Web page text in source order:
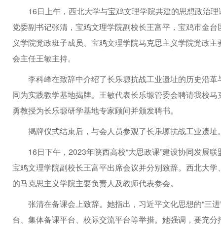
16日上午，西北大学与宝鸡文理学院共建的思想政治
党委副书记张清，宝鸡文理学院副校长王富平，宝鸡市金
义学院党政班子成员、宝鸡文理学院马克思主义学院党政
会主任王敏主持。
李科峰在致辞中介绍了长乐塬抗战工业遗址的历史沿
同为实践教学基地揭牌。王敏代表长乐塬管委会聘请我校
勇教授为长乐塬研学基地专家顾问并颁发聘书。
揭牌仪式结束后，与会人员参观了长乐塬抗战工业遗址
16日下午，2023年陕西高校“大思政课”建设协同发展
宝鸡文理学院副校长王富平出席会议并分别致辞。西北大
的马克思主义学院主要负责人及教师代表参会。
张清在备课会上致辞。她指出，习近平文化思想的“三
台、集体备课平台、校际交流平台等举措。她强调，要充